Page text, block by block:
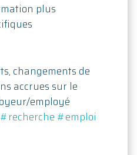
plus
changements de
accrues sur le
employé
#recherche #emploi